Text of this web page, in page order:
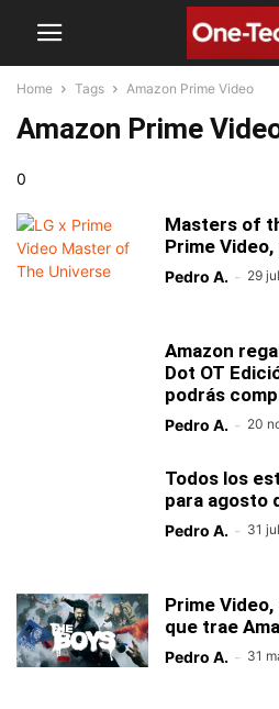
Home Tags Amazon Prime Video
Amazon Prime
0
Masters of
Prime
Pedro A. - 29
Amazon
Dot OT
podrás
Pedro A. - 20
Todos los
para agosto
Pedro A. - 31
Prime
que trae
Pedro A. - 31